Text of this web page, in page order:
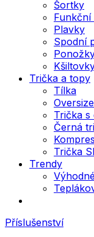
Šortky
Plavky
Spodní
Trička a topy
Tílka
Trička
Černá
Trička
Trendy
Příslušenství